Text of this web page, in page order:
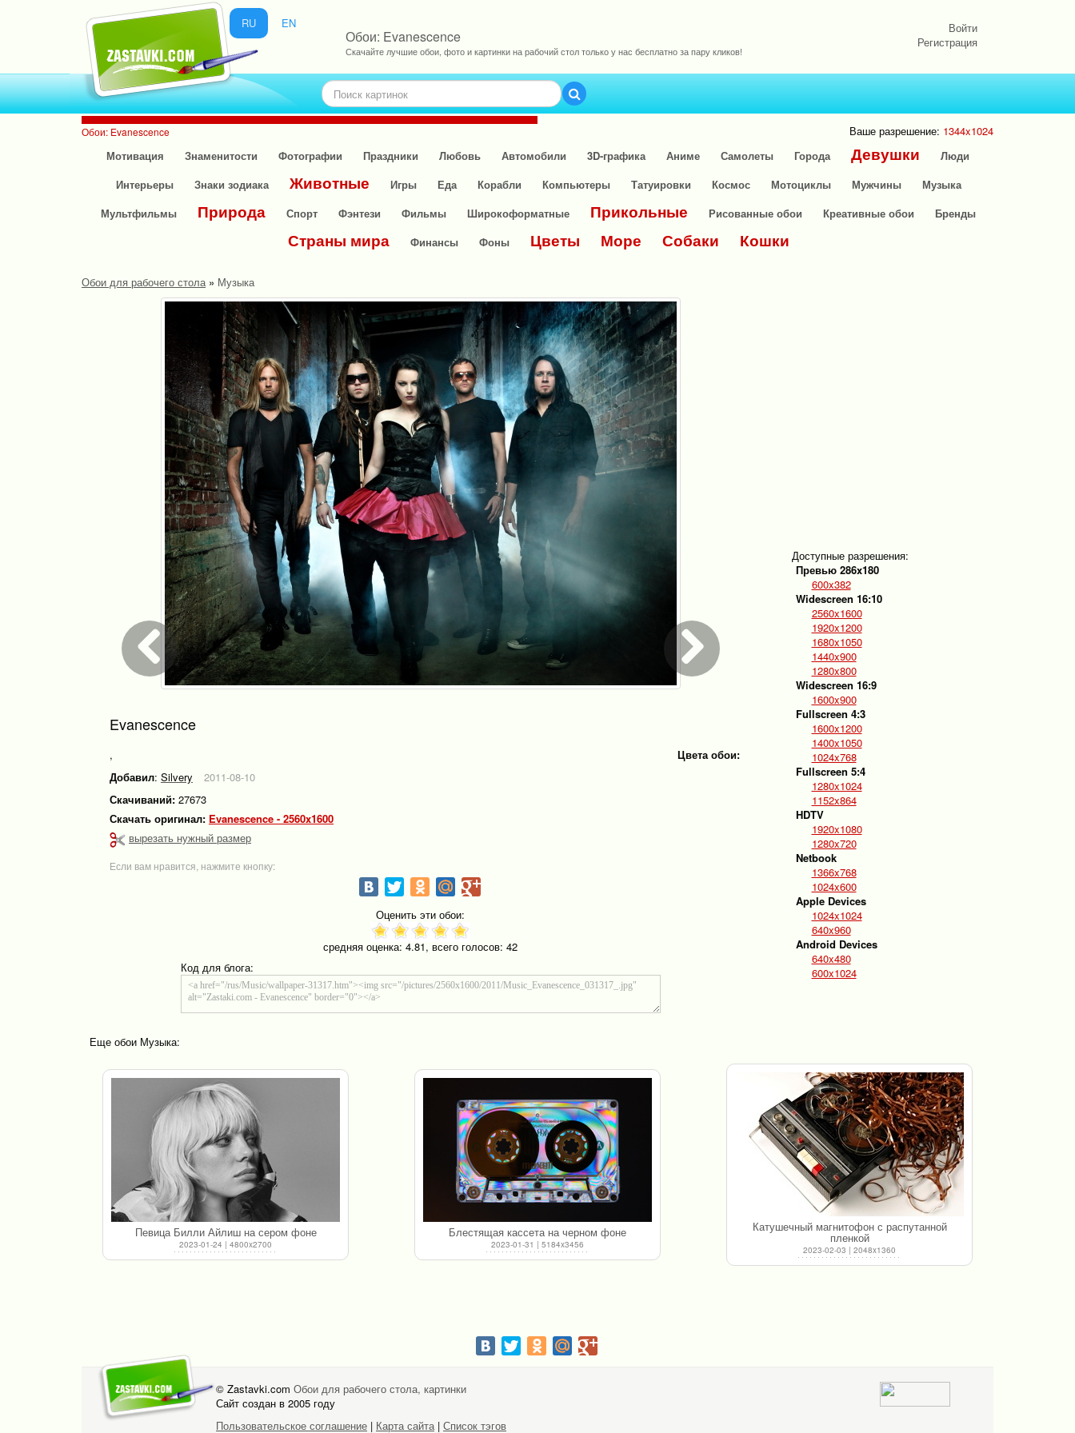
RU EN
Обои: Evanescence
Скачайте лучшие обои, фото и картинки на рабочий стол только у нас бесплатно за пару кликов!
Войти
Регистрация
Обои: Evanescence Ваше разрешение: 1344x1024
Мотивация
Знаменитости Фотографии Праздники Любовь Автомобили 3D-графика Аниме Самолеты Города Девушки
Люди
Интерьеры
Знаки зодиака Животные Игры Еда Корабли Компьютеры Татуировки Космос Мотоциклы Мужчины
Музыка
Мультфильмы
Природа Спорт Фэнтези Фильмы Широкоформатные Прикольные Рисованные обои Креативные обои Бренды
Страны мира Финансы Фоны Цветы Море Собаки Кошки
Обои для рабочего стола» Музыка
Evanescence
,
Добавил: Silvery
2011-08-10
Скачиваний: 27673
Скачать оригинал:
Evanescence - 2560x1600
вырезать нужный размер
Цвета обои:
Если вам нравится, нажмите кнопку:
Оценить эти обои:
средняя оценка:4.81, всего голосов:42
Код для блога:
Доступные разрешения:
Превью 286x180
600x382
Widescreen 16:10
2560x1600
1920x1200
1680x1050
1440x900
1280x800
Widescreen 16:9
1600x900
Fullscreen 4:3
1600x1200
1400x1050
1024x768
Fullscreen 5:4
1280x1024
1152x864
HDTV
1920x1080
1280x720
Netbook
1366x768
1024x600
Apple Devices
1024x1024
640x960
Android Devices
640x480
600x1024
Еще обои Музыка:
Певица Билли Айлиш на сером фоне
2023-01-24 | 4800x2700
Блестящая кассета на черном фоне
2023-01-31 | 5184x3456
Катушечный магнитофон с распутанной
пленкой
2023-02-03 | 2048x1360
© Zastavki.com Обои для рабочего стола, картинки
Сайт создан в 2005 году
Пользовательское соглашение | Карта сайта | Список тэгов